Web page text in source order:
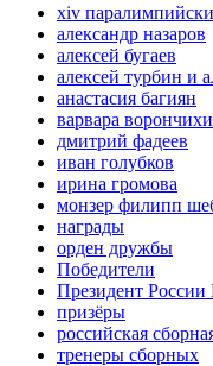
xiv
александр назаров
алексей бугаев
алексей турбин и
анастасия багиян
варвара
дмитрий фадеев
иван голубков
ирина громова
монзер филипп
награды
орден дружбы
Победители
Президент
призёры
российская
тренеры сборных